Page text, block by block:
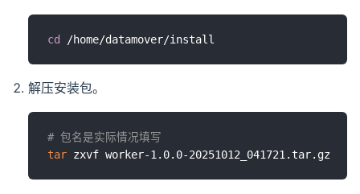
cd
解压安装包。
# 包名是实际情况填写
tar